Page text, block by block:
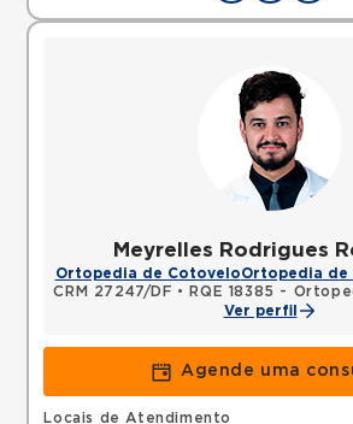
Meyrelles Rodrigues
Ortopedia de CotoveloOrtopedia de
CRM 27247/DF •
RQE 18385 -
Ver perfil
Agende uma
Locais de Atendimento